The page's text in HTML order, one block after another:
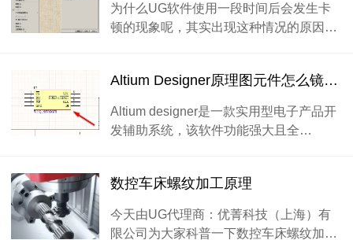
为什么UG软件使用一段时间后会发生卡
顿的现象呢，其实出现这种情况的原因…
Altium Designer原理图元件怎么镜像翻转
Altium designer是一款实用型电子产品开
发辅助系统，该软件功能强大且全…
数控车床螺纹加工原理
今天由UG代理商：优菁科技（上海）有
限公司为大家科普一下数控车床螺纹加…